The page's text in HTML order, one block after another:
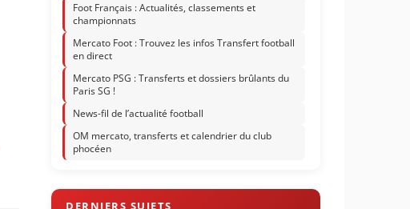
Foot Français : Actualités, classements et
championnats
Mercato Foot : Trouvez les infos Transfert football
en direct
Mercato PSG : Transferts et dossiers brûlants du
Paris SG !
News-fil de l’actualité football
OM mercato, transferts et calendrier du club
phocéen